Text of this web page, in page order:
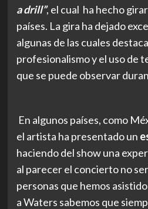
a drill”, el cual ha hecho
países. La gira ha dejado
algunas de las cuales
profesionalismo y el uso de
que se puede observar
En algunos países, como
el artista ha presentado un
haciendo del show una
al parecer el concierto no
personas que hemos
a Waters sabemos que